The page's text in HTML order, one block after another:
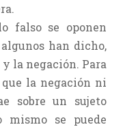
falso se oponen
han dicho,
la negación. Para
la negación ni
sobre un sujeto
se puede